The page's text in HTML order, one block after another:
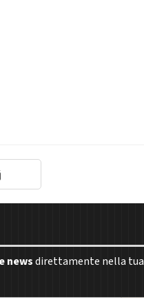
newsdirettamente nella